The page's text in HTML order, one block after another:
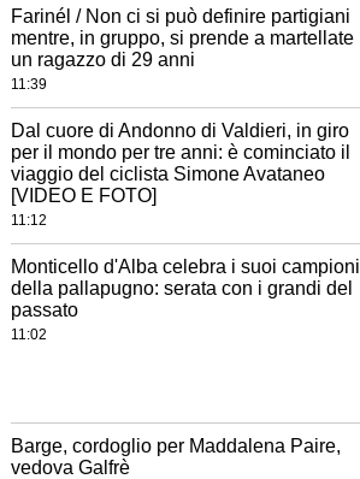
Farinél / Non ci si può definire partigiani
mentre, in gruppo, si prende a martellate
un ragazzo di 29 anni
11:39
Dal cuore di Andonno di Valdieri, in giro
per il mondo per tre anni: è cominciato il
viaggio del ciclista Simone Avataneo
[VIDEO E FOTO]
11:12
Monticello d'Alba celebra i suoi campioni
della pallapugno: serata con i grandi del
passato
11:02
Barge, cordoglio per Maddalena Paire,
vedova Galfrè